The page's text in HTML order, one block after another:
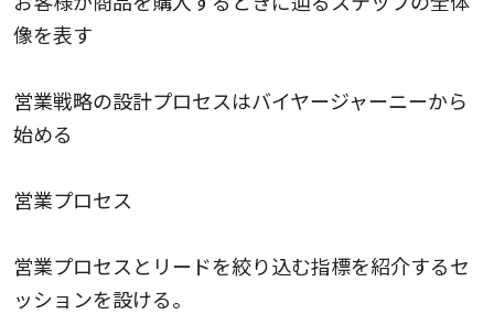
像を表す
営業戦略の設計プロセスはバイヤージャーニーから
始める
営業プロセス
営業プロセスとリードを絞り込む指標を紹介するセ
ッションを設ける。